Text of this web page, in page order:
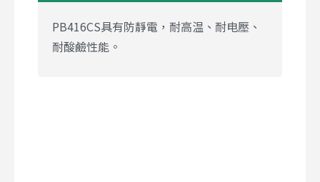
PB416CS具有防靜電，耐高温、耐电壓、
耐酸鹼性能。